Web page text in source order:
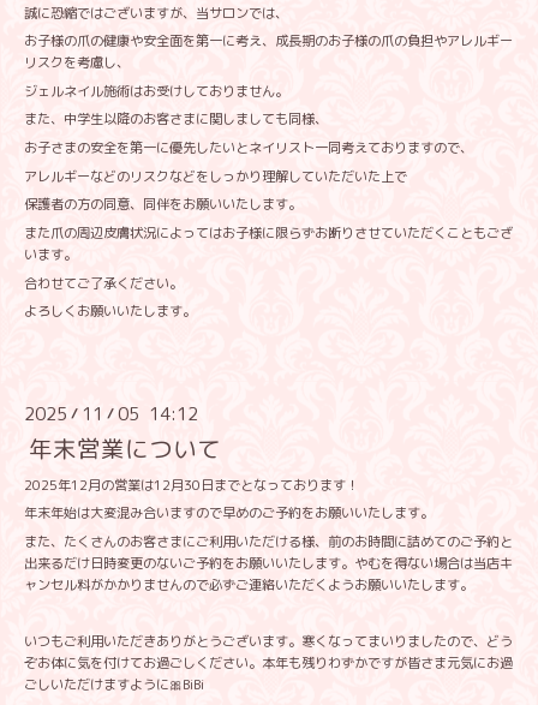
誠に恐縮ではございますが、当サロンでは、
お子様の爪の健康や安全面を第一に考え、成長期のお子様の爪の負担やアレルギー
リスクを考慮し、
ジェルネイル施術はお受けしておりません。
また、中学生以降のお客さまに関しましても同様、
お子さまの安全を第一に優先したいとネイリスト一同考えておりますので、
アレルギーなどのリスクなどをしっかり理解していただいた上で
保護者の方の同意、同伴をお願いいたします。
また爪の周辺皮膚状況によってはお子様に限らずお断りさせていただくこともござ
います。
合わせてご了承ください。
よろしくお願いいたします。
2025 / 11 /05 14:12
年末営業について
2025年12月の営業は12月30日までとなっております！
年末年始は大変混み合いますので早めのご予約をお願いいたします。
また、たくさんのお客さまにご利用いただける様、前のお時間に詰めてのご予約と
出来るだけ日時変更のないご予約をお願いいたします。やむを得ない場合は当店キ
ャンセル料がかかりませんので必ずご連絡いただくようお願いいたします。
いつもご利用いただきありがとうございます。寒くなってまいりましたので、どう
ぞお体に気を付けてお過ごしください。本年も残りわずかですが皆さま元気にお過
ごしいただけますように🎀BiBi